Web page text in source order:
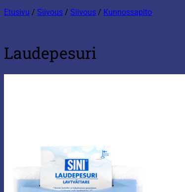
Etusivu / Siivous / Siivous / Kunnossapito
Laudepesuri